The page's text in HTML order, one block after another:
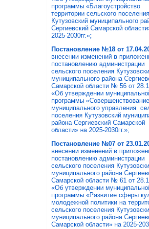
программы «Благоустройство
территории сельского поселения
Кутузовский муниципального
Сергиевский Самарской
2025-2030гг.»;
Постановление №18 от 17.04
внесении изменений в
постановлению администрации
сельского поселения
муниципального района
Самарской области № 56 от
«Об утверждении
программы «Совершенствование
муниципального управления
поселения Кутузовский
района Сергиевский Самарской
области» на 2025-2030гг.»;
Постановление №07 от
внесении изменений в
постановлению администрации
сельского поселения
муниципального района
Самарской области № 61 от
«Об утверждении
программы «Развитие сферы
молодежной политики на
сельского поселения
муниципального района
Самарской области» на 2025-